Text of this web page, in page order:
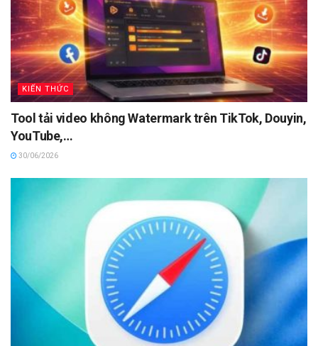
KIẾN THỨC
Tool tải video không Watermark trên TikTok, Douyin,
YouTube,…
30/06/2026